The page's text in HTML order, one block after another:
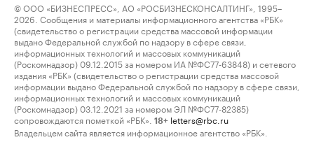
© ООО «БИЗНЕСПРЕСС», АО «РОСБИЗНЕСКОНСАЛТИНГ», 1995–
2026. Сообщения и материалы информационного агентства «РБК»
(свидетельство о регистрации средства массовой информации
выдано Федеральной службой по надзору в сфере связи,
информационных технологий и массовых коммуникаций
(Роскомнадзор) 09.12.2015 за номером ИА №ФС77-63848) и сетевого
издания «РБК» (свидетельство о регистрации средства массовой
информации выдано Федеральной службой по надзору в сфере связи,
информационных технологий и массовых коммуникаций
(Роскомнадзор) 03.12.2021 за номером ЭЛ №ФС77-82385)
сопровождаются пометкой «РБК».
18+ letters@rbc.ru
Владельцем сайта является информационное агентство «РБК».